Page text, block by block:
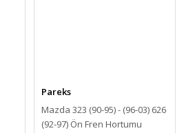
Pareks
Mazda 323 (90-95) - (96-03) 626
(92-97) Ön Fren Hortumu